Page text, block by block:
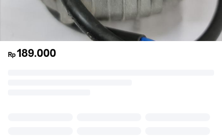
Rp189.000